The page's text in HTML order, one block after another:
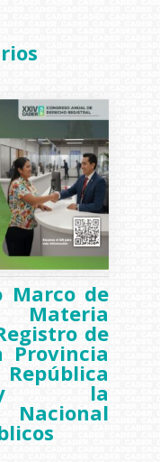
Marco de
Materia
de
Provincia
y la
Nacional